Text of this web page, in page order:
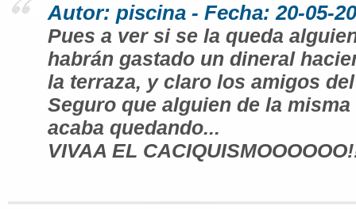
Autor: piscina - Fecha: 20-05-
Pues a ver si se la queda
habrán gastado un dineral
la terraza, y claro los amigos
Seguro que alguien de la
acaba quedando...
VIVAA EL